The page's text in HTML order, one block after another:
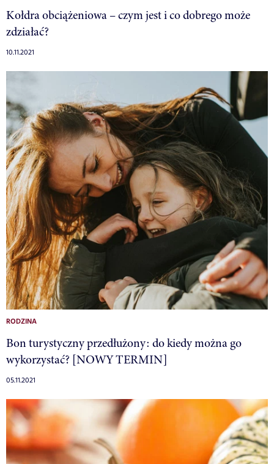
Kołdra obciążeniowa – czym jest i co dobrego może
zdziałać?
10.11.2021
RODZINA
Bon turystyczny przedłużony: do kiedy można go
wykorzystać? [NOWY TERMIN]
05.11.2021